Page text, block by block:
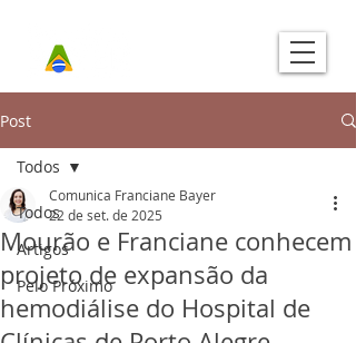
Post
Todos
Artigos
Pelo Próximo
Todos
Mourão e Franciane conhecem
projeto de expansão da
hemodiálise do Hospital de
Comunica Franciane Bayer
22 de set. de 2025